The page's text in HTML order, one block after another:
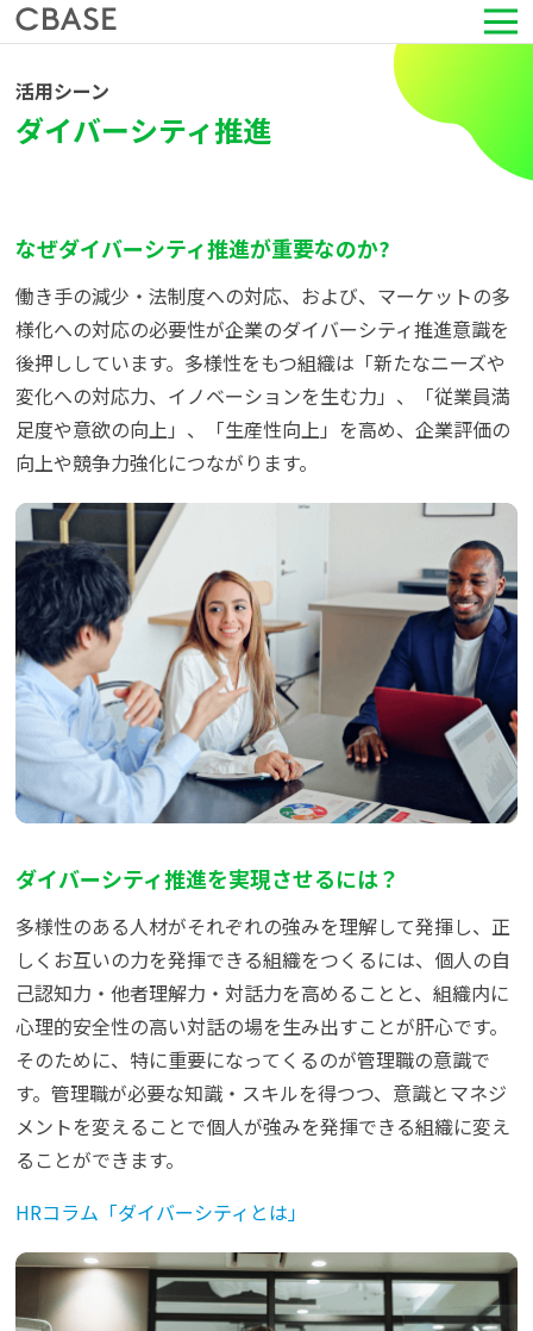
サービス
活用シーン
セミナー情報
HRコラム
お知らせ
会社情報
よくある質問
資料請求(無料) お見積もり依頼
活用シーン
ダイバーシティ推進
なぜダイバーシティ推進が重要なのか?
働き手の減少・法制度への対応、および、マーケットの多
様化への対応の必要性が企業のダイバーシティ推進意識を
後押ししています。多様性をもつ組織は「新たなニーズや
変化への対応力、イノベーションを生む力」、「従業員満
足度や意欲の向上」、「生産性向上」を高め、企業評価の
向上や競争力強化につながります。
ダイバーシティ推進を実現させるには？
多様性のある人材がそれぞれの強みを理解して発揮し、正
しくお互いの力を発揮できる組織をつくるには、個人の自
己認知力・他者理解力・対話力を高めることと、組織内に
心理的安全性の高い対話の場を生み出すことが肝心です。
そのために、特に重要になってくるのが管理職の意識で
す。管理職が必要な知識・スキルを得つつ、意識とマネジ
メントを変えることで個人が強みを発揮できる組織に変え
ることができます。
HRコラム「ダイバーシティとは」